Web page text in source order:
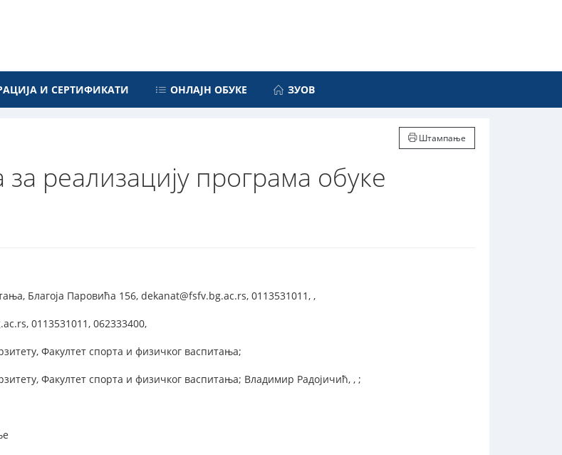
И СЕРТИФИКАТИ ОНЛАЈН ОБУКЕ ЗУОВ
Штампање
реализацију програма обуке
Благоја Паровића 156, dekanat@fsfv.bg.ac.rs, 0113531011, ,
0113531011, 062333400,
Факултет спорта и физичког васпитања;
Факултет спорта и физичког васпитања; Владимир Радојичић, , ;